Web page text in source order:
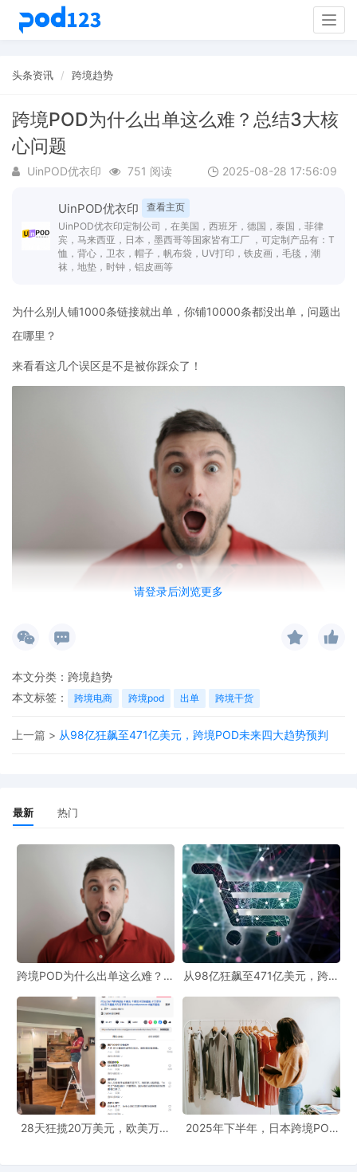
头条资讯 跨境趋势
跨境POD为什么出单这么难？总结3大核
心问题
UinPOD优衣印 751 阅读 2025-08-28 17:56:09
UinPOD优衣印
查看主页
UinPOD优衣印定制公司，在美国，西班牙，德国，泰国，菲律
宾，马来西亚，日本，墨西哥等国家皆有工厂 ，可定制产品有：T
恤，背心，卫衣，帽子，帆布袋，UV打印，铁皮画，毛毯，潮
袜，地垫，时钟，铝皮画等
请登录后浏览更多
为什么别人铺1000条链接就出单，你铺10000条都没出单，问题出
在哪里？
来看看这几个误区是不是被你踩众了！
一、跟卖不看同款产品的链接数量
流
平台抓取主图时，识别到重复率过高，会被判低质链接
链接起量是有周期的，至少提前3个月才能获取流量，所以季节性产
当然还有最重要的一点，那就是出单后要保证稳定的履约，要合作
优质的海外供应链，确保产品品质和发货时效。
UinPOD优衣印全球定制公司
，多个国家定制源头，一件定制货通全
球，已在美国，西班牙、德国、泰国、菲律宾、马来西亚、日本、
墨西哥等多个国家本地布局印花工厂，支持一件定制一件代发。坚
持专业生产理念，确保产品品质和48小时交货速度。为您提供高品
质POD柔性定制服务。
来源：https://v.douyin.com/sfrub9RHsLs/
本文分类： 跨境趋势
本文标签：
跨境电商 跨境pod 出单 跨境干货
上一篇 > 从98亿狂飙至471亿美元，跨境POD未来四大趋势预判
最新 热门
跨境POD为什么出单这么难？总
从98亿狂飙至471亿美元，跨境
28天狂揽20万美元，欧美万圣
2025年下半年，日本跨境POD